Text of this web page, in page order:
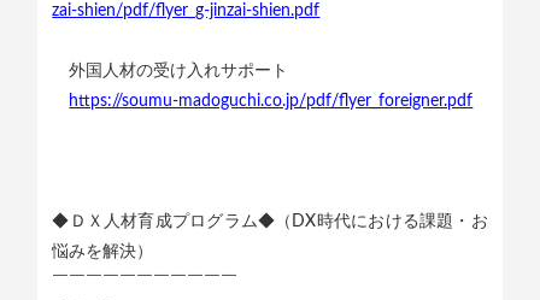
zai-shien/pdf/flyer_g-jinzai-shien.pdf
外国人材の受け入れサポート
https://soumu-madoguchi.co.jp/pdf/flyer_foreigner.pdf
◆ＤＸ人材育成プログラム◆（DX時代における課題・お
悩みを解決）
￣￣￣￣￣￣￣￣￣￣￣